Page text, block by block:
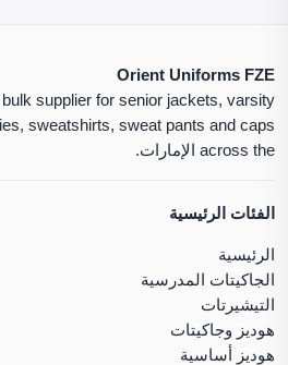
Orient Uniforms FZE
supplier for senior jackets, varsity
sweatshirts, sweat pants and caps
across the الإمارات.
الفئات الرئيسية
الرئيسية
الجاكيتات المدرسية
التيشيرتات
هوديز وجاكيتات
هوديز أساسية